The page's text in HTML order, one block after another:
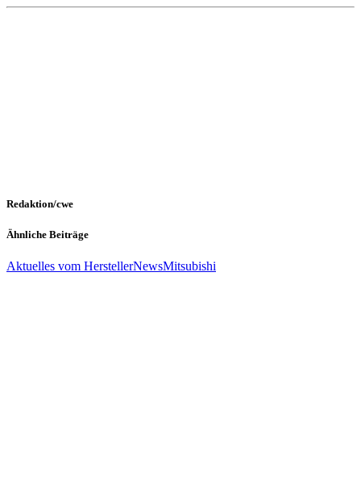
Redaktion/cwe
Ähnliche Beiträge
Aktuelles vom HerstellerNewsMitsubishi